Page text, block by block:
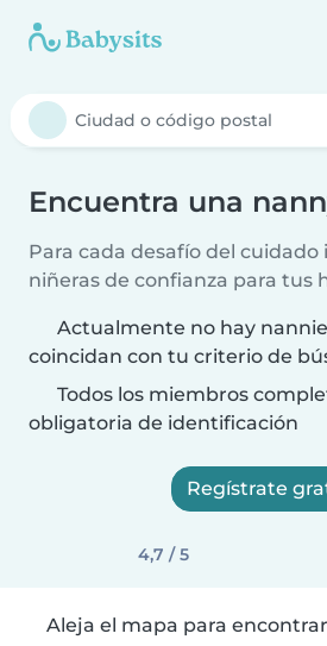
Encuentra una
Para cada desafío del
niñeras de confianza para tus
Actualmente no hay
coincidan con tu criterio de
Todos los miembros
obligatoria de identificación
Regístrate
4,7 / 5
Aleja el mapa para